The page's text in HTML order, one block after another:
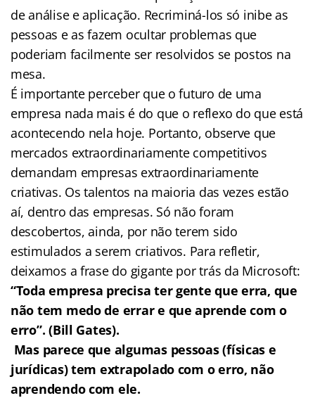
de análise e aplicação. Recriminá-los só inibe as
pessoas e as fazem ocultar problemas que
poderiam facilmente ser resolvidos se postos na
mesa.
É importante perceber que o futuro de uma
empresa nada mais é do que o reflexo do que está
acontecendo nela hoje. Portanto, observe que
mercados extraordinariamente competitivos
demandam empresas extraordinariamente
criativas. Os talentos na maioria das vezes estão
aí, dentro das empresas. Só não foram
descobertos, ainda, por não terem sido
estimulados a serem criativos. Para refletir,
deixamos a frase do gigante por trás da Microsoft:
“Toda empresa precisa ter gente que erra, que
não tem medo de errar e que aprende com o
erro”. (Bill Gates).
Mas parece que algumas pessoas (físicas e
jurídicas) tem extrapolado com o erro, não
aprendendo com ele.